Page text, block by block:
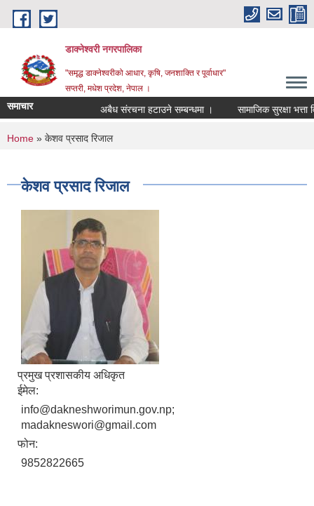
Skip to main content
डाक्नेश्वरी नगरपालिका
"समृद्ध डाक्नेश्वरीको आधार, कृषि, जनशाक्ति र पूर्वाधार"
सप्तरी, मधेश प्रदेश, नेपाल ।
समाचार अबैध संरचना हटाउने सम्बन्धमा । सामाजिक सुरक्षा भत्ता
You are here
Home » केशव प्रसाद रिजाल
केशव प्रसाद रिजाल
प्रमुख प्रशासकीय अधिकृत
ईमेल:
info@dakneshworimun.gov.np;
madakneswori@gmail.com
फोन:
9852822665